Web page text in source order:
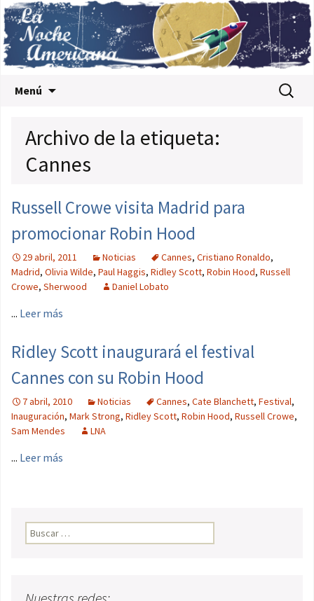
Menú Buscar:
Archivo de la etiqueta:
Cannes
Russell Crowe visita Madrid para
promocionar Robin Hood
29 abril, 2011 Noticias Cannes, Cristiano Ronaldo,
Madrid, Olivia Wilde, Paul Haggis, Ridley Scott, Robin Hood, Russell
Crowe, Sherwood Daniel Lobato
... Leer más
Ridley Scott inaugurará el festival
Cannes con su Robin Hood
7 abril, 2010 Noticias Cannes, Cate Blanchett, Festival,
Inauguración, Mark Strong, Ridley Scott, Robin Hood, Russell Crowe,
Sam Mendes
LNA
... Leer más
Buscar: